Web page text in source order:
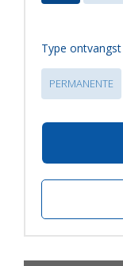
Type ontvangst
PERMANENTE